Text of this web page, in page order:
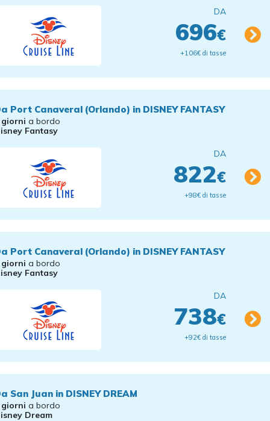
DA
696€
+106€ di tasse
Port Canaveral (Orlando) in DISNEY FANTASY
giorni a bordo
Fantasy
DA
822€
+98€ di tasse
Port Canaveral (Orlando) in DISNEY FANTASY
giorni a bordo
Fantasy
DA
738€
+92€ di tasse
San Juan in DISNEY DREAM
giorni a bordo
Dream